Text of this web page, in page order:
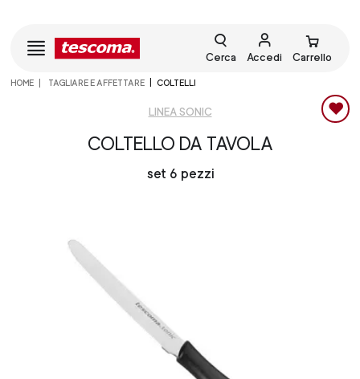
Cerca Accedi Carrello
HOME TAGLIARE E AFFETTARE COLTELLI
LINEA SONIC
COLTELLO DA TAVOLA
set 6 pezzi